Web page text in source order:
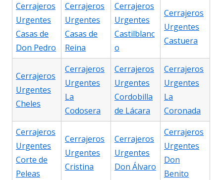
Cerrajeros
Urgentes
Casas de
Don Pedro
Cerrajeros
Urgentes
Casas de
Reina
Cerrajeros
Urgentes
Castilblanc
o
Cerrajeros
Urgentes
Castuera
Cerrajeros
Urgentes
Cheles
Cerrajeros
Urgentes
La
Codosera
Cerrajeros
Urgentes
Cordobilla
de Lácara
Cerrajeros
Urgentes
La
Coronada
Cerrajeros
Urgentes
Corte de
Peleas
Cerrajeros
Urgentes
Cristina
Cerrajeros
Urgentes
Don Álvaro
Cerrajeros
Urgentes
Don
Benito